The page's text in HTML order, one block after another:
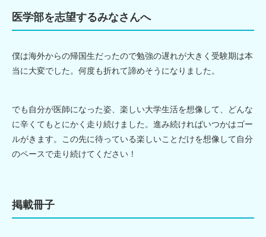
医学部を志望するみなさんへ
僕は海外からの帰国生だったので勉強の遅れが大きく受験期は本
当に大変でした。何度も折れて諦めそうになりました。
でも自分が医師になった姿、楽しい大学生活を想像して、どんな
に辛くてもとにかく走り続けました。進み続ければいつかはゴー
ルがきます。この先に待っている楽しいことだけを想像して自分
のペースで走り続けてください！
掲載冊子